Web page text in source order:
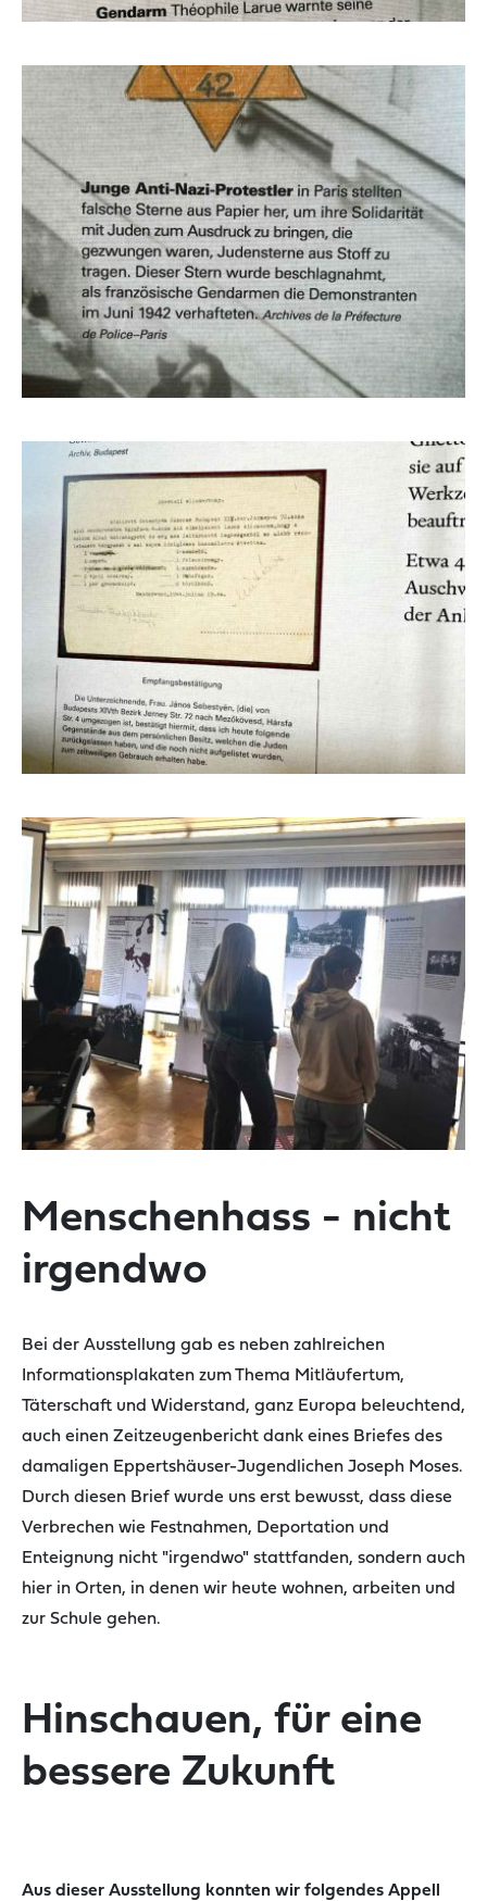
Menschenhass - nicht
irgendwo
Bei der Ausstellung gab es neben zahlreichen
Informationsplakaten zum Thema Mitläufertum,
Täterschaft und Widerstand, ganz Europa beleuchtend,
auch einen Zeitzeugenbericht dank eines Briefes des
damaligen Eppertshäuser-Jugendlichen Joseph Moses.
Durch diesen Brief wurde uns erst bewusst, dass diese
Verbrechen wie Festnahmen, Deportation und
Enteignung nicht "irgendwo" stattfanden, sondern auch
hier in Orten, in denen wir heute wohnen, arbeiten und
zur Schule gehen.
Hinschauen, für eine
bessere Zukunft
Aus dieser Ausstellung konnten wir folgendes Appell